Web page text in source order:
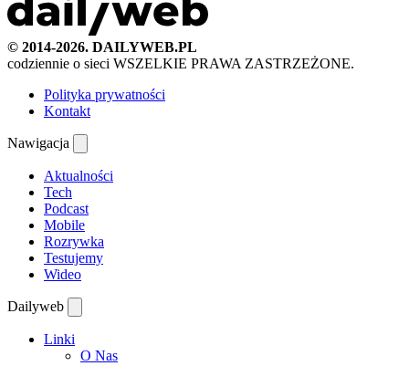
© 2014-2026. DAILYWEB.PL
codziennie o sieci WSZELKIE PRAWA ZASTRZEŻONE.
Polityka prywatności
Kontakt
Nawigacja
Aktualności
Tech
Podcast
Mobile
Rozrywka
Testujemy
Wideo
Dailyweb
Linki
O Nas